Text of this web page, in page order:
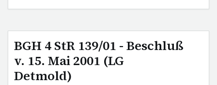
BGH 4 StR 139/01 - Beschluß
v. 15. Mai 2001 (LG
Detmold)